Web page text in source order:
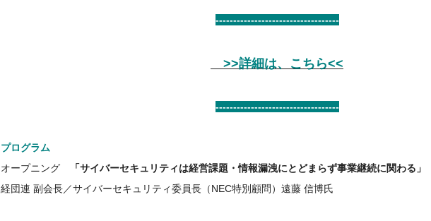
-----------------------------------
>>詳細は、こちら<<
-----------------------------------
プログラム
オープニング 「サイバーセキュリティは経営課題・情報漏洩にとどまらず事業継続に関わる」
経団連 副会長／サイバーセキュリティ委員長（NEC特別顧問）遠藤 信博氏